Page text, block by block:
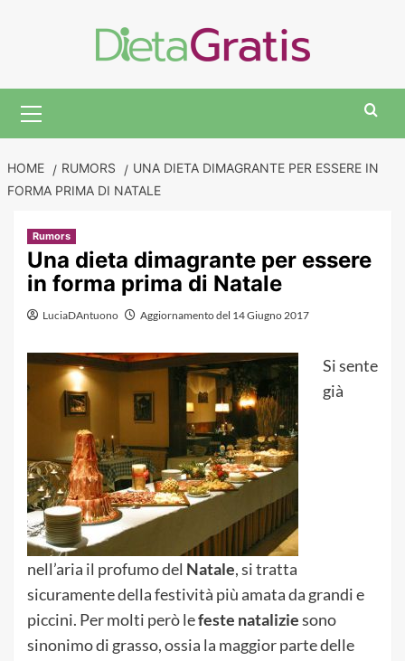
Menu
HOME RUMORS
UNA DIETA DIMAGRANTE PER ESSERE IN
FORMA PRIMA DI NATALE
Rumors
Una dieta dimagrante per essere
in forma prima di Natale
LuciaDAntuono Aggiornamento del 14 Giugno 2017
Si sente
già
nell’aria il profumo del Natale, si tratta
sicuramente della festività più amata da grandi e
piccini. Per molti però lefeste nataliziesono
sinonimo di grasso, ossia la maggior parte delle